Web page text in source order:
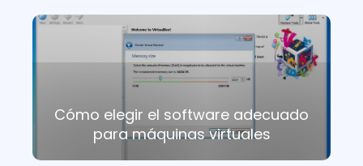
Cómo elegir el software adecuado
para máquinas virtuales